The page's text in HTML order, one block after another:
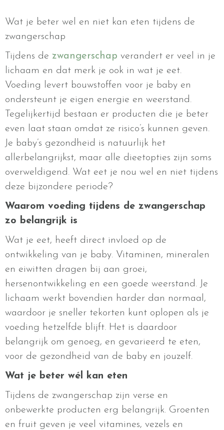
Wat je beter wel en niet kan eten tijdens de
zwangerschap
Tijdens de zwangerschap verandert er veel in je
lichaam en dat merk je ook in wat je eet.
Voeding levert bouwstoffen voor je baby en
ondersteunt je eigen energie en weerstand.
Tegelijkertijd bestaan er producten die je beter
even laat staan omdat ze risico’s kunnen geven.
Je baby’s gezondheid is natuurlijk het
allerbelangrijkst, maar alle dieetopties zijn soms
overweldigend. Wat eet je nou wel en niet tijdens
deze bijzondere periode?
Waarom voeding tijdens de zwangerschap
zo belangrijk is
Wat je eet, heeft direct invloed op de
ontwikkeling van je baby. Vitaminen, mineralen
en eiwitten dragen bij aan groei,
hersenontwikkeling en een goede weerstand. Je
lichaam werkt bovendien harder dan normaal,
waardoor je sneller tekorten kunt oplopen als je
voeding hetzelfde blijft. Het is daardoor
belangrijk om genoeg, en gevarieerd te eten,
voor de gezondheid van de baby en jouzelf.
Wat je beter wél kan eten
Tijdens de zwangerschap zijn verse en
onbewerkte producten erg belangrijk. Groenten
en fruit geven je veel vitamines, vezels en